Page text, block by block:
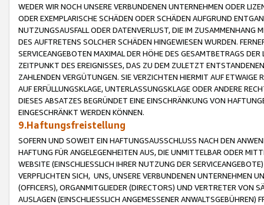
WEDER WIR NOCH UNSERE VERBUNDENEN UNTERNEHMEN ODER
ODER EXEMPLARISCHE SCHÄDEN ODER SCHÄDEN AUFGRUND
NUTZUNGSAUSFALL ODER DATENVERLUST, DIE IM ZUSAMMENHANG
DES AUFTRETENS SOLCHER SCHÄDEN HINGEWIESEN WURDEN.
SERVICEANGEBOTEN MAXIMAL DER HÖHE DES GESAMTBETRAGS
ZEITPUNKT DES EREIGNISSES, DAS ZU DEM ZULETZT
ZAHLENDEN VERGÜTUNGEN. SIE VERZICHTEN HIERMIT AUF
AUF ERFÜLLUNGSKLAGE, UNTERLASSUNGSKLAGE ODER ANDERE
DIESES ABSATZES BEGRÜNDET EINE EINSCHRÄNKUNG VON
EINGESCHRÄNKT WERDEN KÖNNEN.
9.Haftungsfreistellung
SOFERN UND SOWEIT EIN HAFTUNGSAUSSCHLUSS NACH DEN
HAFTUNG FÜR ANGELEGENHEITEN AUS, DIE UNMITTELBAR ODER
WEBSITE (EINSCHLIESSLICH IHRER NUTZUNG DER
VERPFLICHTEN SICH, UNS, UNSERE VERBUNDENEN UNTERNEHMEN
(OFFICERS), ORGANMITGLIEDER (DIRECTORS) UND VERTRETER VON
AUSLAGEN (EINSCHLIESSLICH ANGEMESSENER